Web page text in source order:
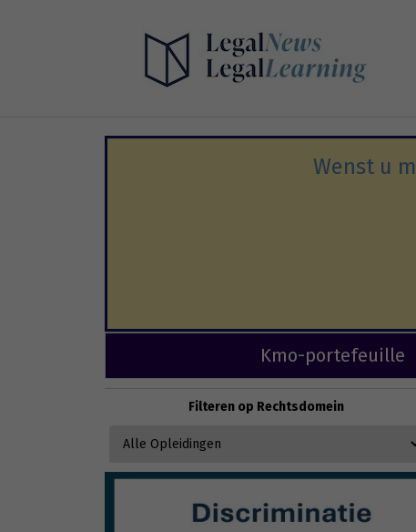
Wenst u
Kmo-portefeuille
Filteren op Rechtsdomein